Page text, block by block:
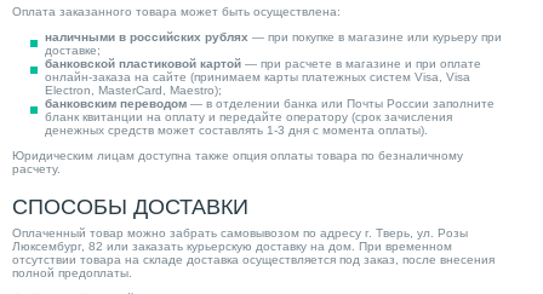
Оплата заказанного товара может быть осуществлена:
наличными в российских рублях — при покупке в магазине или курьеру при
доставке;
банковской пластиковой картой — при расчете в магазине и при оплате
онлайн-заказа на сайте (принимаем карты платежных систем Visa, Visa
Electron, MasterCard, Maestro);
банковским переводом — в отделении банка или Почты России заполните
бланк квитанции на оплату и передайте оператору (срок зачисления
денежных средств может составлять 1-3 дня с момента оплаты).
Юридическим лицам доступна также опция оплаты товара по безналичному
расчету.
СПОСОБЫ ДОСТАВКИ
Оплаченный товар можно забрать самовывозом по адресу г. Тверь, ул. Розы
Люксембург, 82 или заказать курьерскую доставку на дом. При временном
отсутствии товара на складе доставка осуществляется под заказ, после внесения
полной предоплаты.